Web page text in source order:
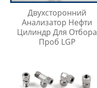
Двухсторонний
Анализатор Нефти
Цилиндр Для Отбора
Проб LGP